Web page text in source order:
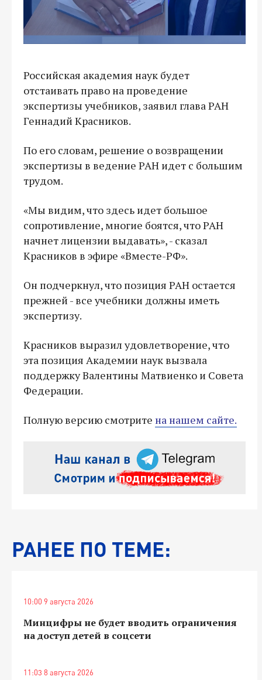
Российская академия наук будет
отстаивать право на проведение
экспертизы учебников, заявил глава РАН
Геннадий Красников.
По его словам, решение о возвращении
экспертизы в ведение РАН идет с большим
трудом.
«Мы видим, что здесь идет большое
сопротивление, многие боятся, что РАН
начнет лицензии выдавать», - сказал
Красников в эфире «Вместе-РФ».
Он подчеркнул, что позиция РАН остается
прежней - все учебники должны иметь
экспертизу.
Красников выразил удовлетворение, что
эта позиция Академии наук вызвала
поддержку Валентины Матвиенко и Совета
Федерации.
Полную версию смотрите на нашем сайте.
РАНЕЕ ПО ТЕМЕ:
10:00 9 августа 2026
Минцифры не будет вводить ограничения
на доступ детей в соцсети
11:03 8 августа 2026